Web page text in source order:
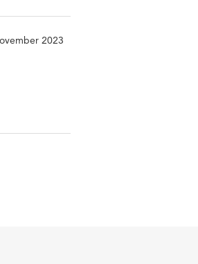
2023